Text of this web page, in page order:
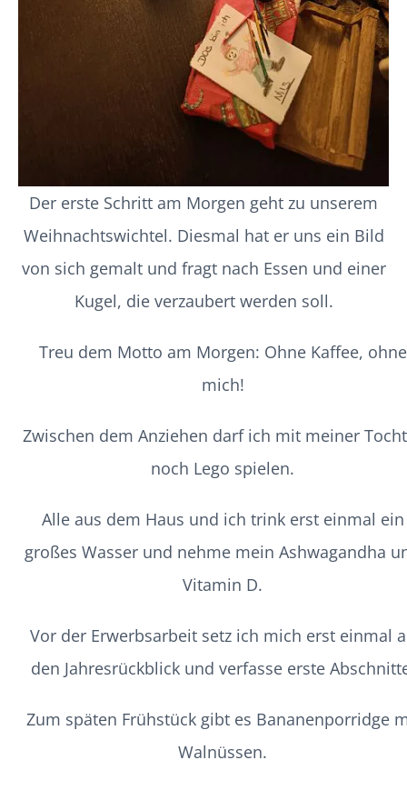
Der erste Schritt am Morgen geht zu unserem
Weihnachtswichtel. Diesmal hat er uns ein Bild
von sich gemalt und fragt nach Essen und einer
Kugel, die verzaubert werden soll.
Treu dem Motto am Morgen: Ohne Kaffee, ohne
mich!
Zwischen dem Anziehen darf ich mit meiner
noch Lego spielen.
Alle aus dem Haus und ich trink erst einmal ein
großes Wasser und nehme mein Ashwagandha
Vitamin D.
Vor der Erwerbsarbeit setz ich mich erst einmal
den Jahresrückblick und verfasse erste
Zum späten Frühstück gibt es Bananenporridge
Walnüssen.